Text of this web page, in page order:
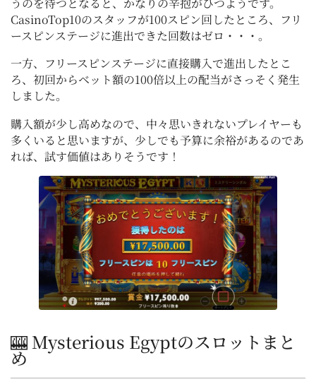
CasinoTop10のスタッフが100スピン回したところ、フリ
ースピンステージに進出できた回数はゼロ・・・。
一方、フリースピンステージに直接購入で進出したとこ
ろ、初回からベット額の100倍以上の配当がさっそく発生
しました。
購入額が少し高めなので、中々思いきれないプレイヤーも
多くいると思いますが、少しでも予算に余裕があるのであ
れば、試す価値はありそうです！
🎰 Mysterious Egyptのスロットまと
め